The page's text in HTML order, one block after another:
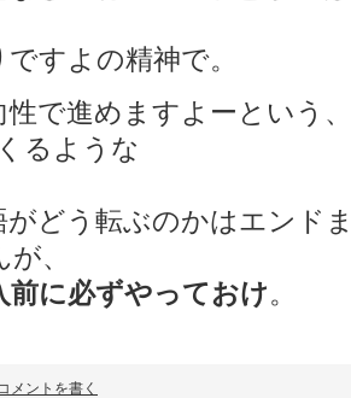
すよの精神で。
で進めますよーという
るような
どう転ぶのかはエンド
、
前に必ずやっておけ。
メントを書く